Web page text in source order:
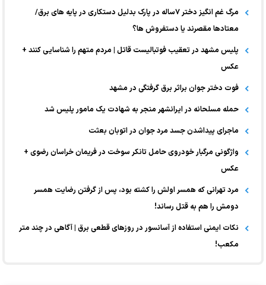
مرگ غم انگیز دختر ۷ساله در پارک بدلیل دستکاری در پایه های برق/
معتادها مقصرند یا دستفروش ها؟
پلیس مشهد در تعقیب فوتبالیست قاتل | مردم متهم را شناسایی کنند +
عکس
فوت دختر جوان براثر برق گرفتگی در مشهد
حمله مسلحانه در ایرانشهر منجر به شهادت یک مامور پلیس شد
ماجرای پیداشدن جسد مرد جوان در اتوبان بعثت
واژگونی مرگبار خودروی حامل تانکر سوخت در فریمان خراسان رضوی +
عکس
مرد تهرانی که همسر اولش را کشته بود، پس از گرفتن رضایت همسر
دومش را هم به قتل رساند!
نکات ایمنی استفاده از آسانسور در روزهای قطعی برق | آگاهی در چند متر
مکعب!